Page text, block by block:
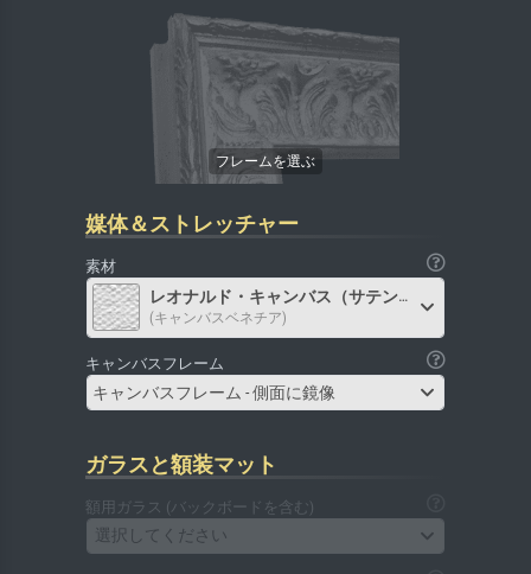
媒体＆ストレッチャー
素材
レオナルド・キャンバス（サテン）
(キャンバスベネチア)
キャンバスフレーム
キャンバスフレーム - 側面に鏡像
ガラスと額装マット
額用ガラス (バックボードを含む)
選択してください